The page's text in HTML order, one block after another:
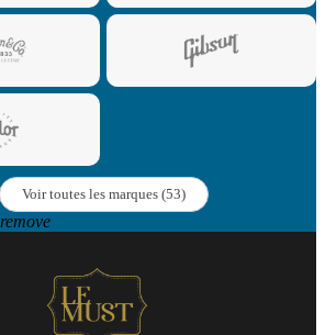
Voir toutes les marques (53)
remove